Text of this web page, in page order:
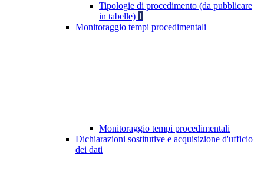
Tipologie di procedimento (da pubblicare
in tabelle) 1
Monitoraggio tempi procedimentali
Monitoraggio tempi procedimentali
Dichiarazioni sostitutive e acquisizione d'ufficio
dei dati